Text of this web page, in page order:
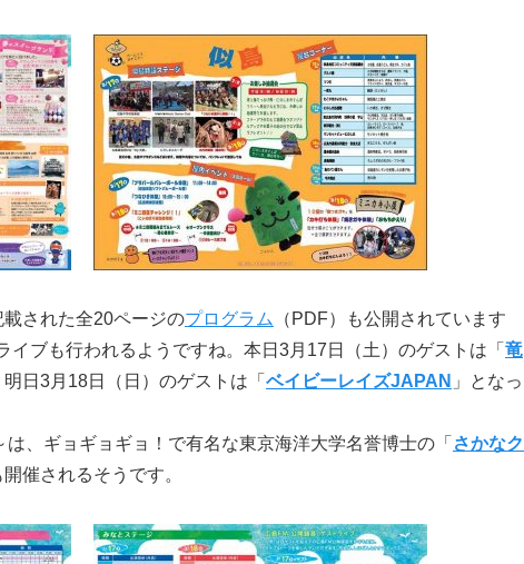
された全20ページのプログラム
（PDF）も公開されています
イブも行われるようですね。本日3月17日（土）のゲストは「 竜
明日3月18日（日）のゲストは「 ベイビーレイズJAPAN 」となっ
、ギョギョギョ！で有名な東京海洋大学名誉博士の「 さかなク
催されるそうです。